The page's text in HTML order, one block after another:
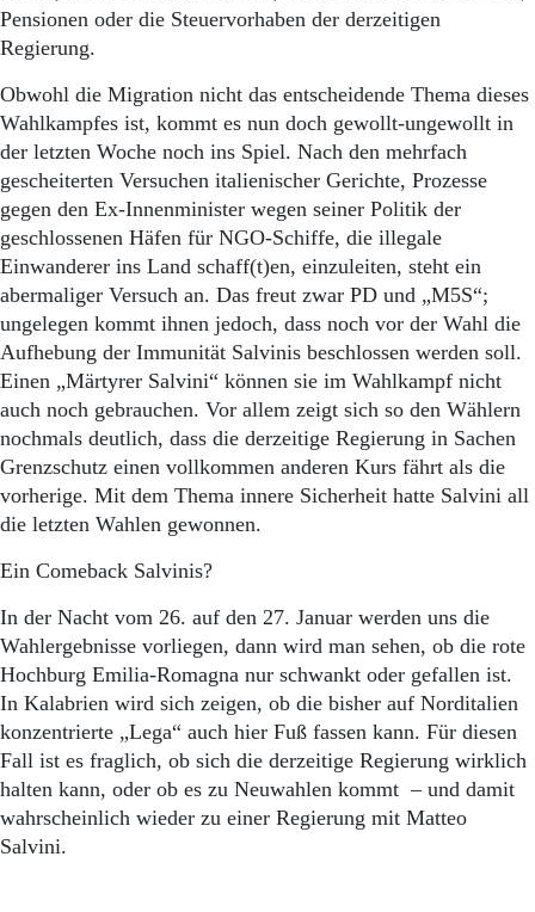
Pensionen oder die Steuervorhaben der derzeitigen
Regierung.
Obwohl die Migration nicht das entscheidende Thema dieses
Wahlkampfes ist, kommt es nun doch gewollt-ungewollt in
der letzten Woche noch ins Spiel. Nach den mehrfach
gescheiterten Versuchen italienischer Gerichte, Prozesse
gegen den Ex-Innenminister wegen seiner Politik der
geschlossenen Häfen für NGO-Schiffe, die illegale
Einwanderer ins Land schaff(t)en, einzuleiten, steht ein
abermaliger Versuch an. Das freut zwar PD und „M5S“;
ungelegen kommt ihnen jedoch, dass noch vor der Wahl die
Aufhebung der Immunität Salvinis beschlossen werden soll.
Einen „Märtyrer Salvini“ können sie im Wahlkampf nicht
auch noch gebrauchen. Vor allem zeigt sich so den Wählern
nochmals deutlich, dass die derzeitige Regierung in Sachen
Grenzschutz einen vollkommen anderen Kurs fährt als die
vorherige. Mit dem Thema innere Sicherheit hatte Salvini all
die letzten Wahlen gewonnen.
Ein Comeback Salvinis?
In der Nacht vom 26. auf den 27. Januar werden uns die
Wahlergebnisse vorliegen, dann wird man sehen, ob die rote
Hochburg Emilia-Romagna nur schwankt oder gefallen ist.
In Kalabrien wird sich zeigen, ob die bisher auf Norditalien
konzentrierte „Lega“ auch hier Fuß fassen kann. Für diesen
Fall ist es fraglich, ob sich die derzeitige Regierung wirklich
halten kann, oder ob es zu Neuwahlen kommt – und damit
wahrscheinlich wieder zu einer Regierung mit Matteo
Salvini.